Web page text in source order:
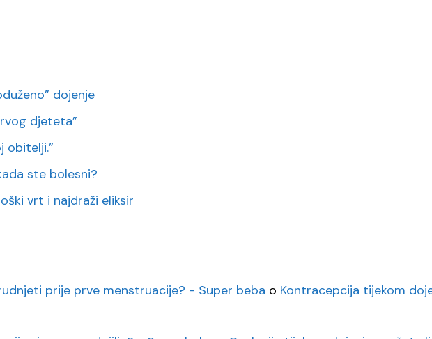
dojenje
djeteta”
obitelji.”
ste bolesni?
vrt i najdraži eliksir
prije prve menstruacije? - Super beba o Kontracepcija tijekom